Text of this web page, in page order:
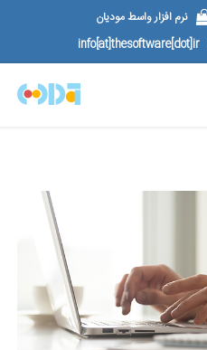
نرم افزار واسط مودیان
info[at]thesoftware[dot]ir